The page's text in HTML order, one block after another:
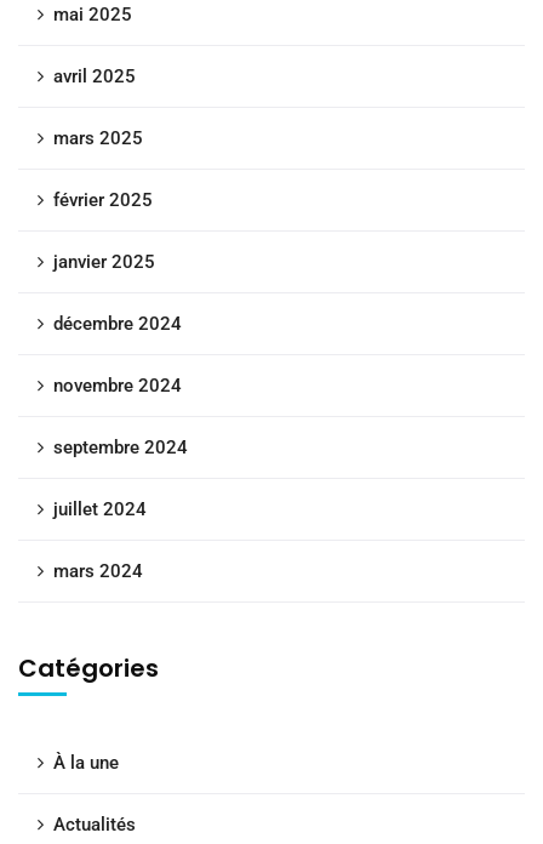
mai 2025
avril 2025
mars 2025
février 2025
janvier 2025
décembre 2024
novembre 2024
septembre 2024
juillet 2024
mars 2024
Catégories
À la une
Actualités